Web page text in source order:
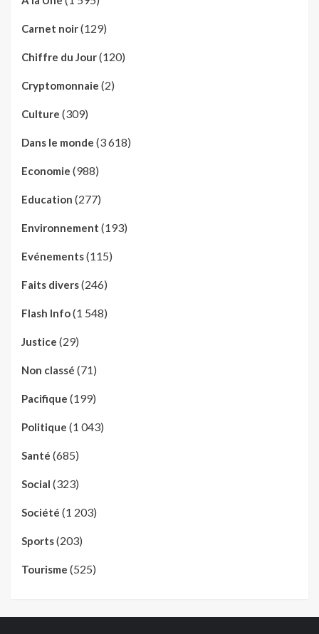
Carnet noir(129)
Chiffre du Jour(120)
Cryptomonnaie (2)
Culture (309)
Dans le monde (3 618)
Economie (988)
Education (277)
Environnement (193)
Evénements(115)
Faits divers(246)
Flash Info(1 548)
Justice (29)
Non classé (71)
Pacifique (199)
Politique (1 043)
Santé (685)
Social (323)
Société (1 203)
Sports(203)
Tourisme (525)